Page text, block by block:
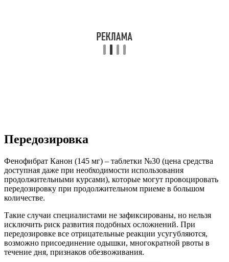
Передозировка
Фенофибрат Канон (145 мг) – таблетки №30 (цена средства
доступная даже при необходимости использования
продолжительными курсами), которые могут провоцировать
передозировку при продолжительном приеме в большом
количестве.
Такие случаи специалистами не зафиксированы, но нельзя
исключить риск развития подобных осложнений. При
передозировке все отрицательные реакции усугубляются,
возможно присоединение одышки, многократной рвоты в
течение дня, признаков обезвоживания.